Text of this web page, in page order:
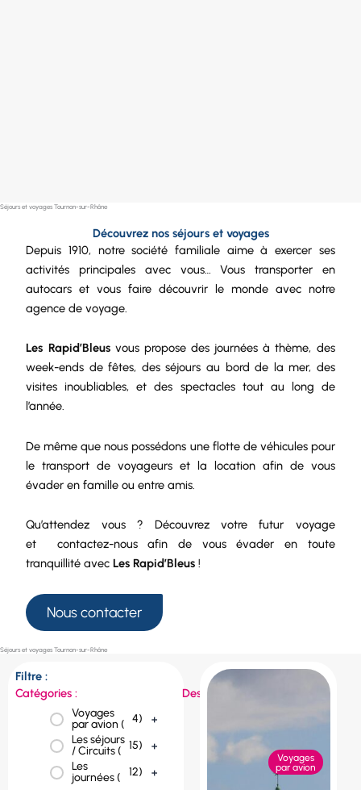
Séjours et voyages Tournon-sur-Rhône
Découvrez nos séjours et voyages
Depuis 1910, notresociété familiale aime à exercer ses
activités principales avec vous… Vous transporter en
autocars et vous faire découvrir le monde avec notre
agence de voyage.
Les Rapid’Bleusvous propose des journées à thème, des
week-ends de fêtes, des séjours au bord de la mer, des
visites inoubliables, et des spectacles tout au long de
l’année.
De même que nous possédons une flotte de véhiculespour
letransport de voyageurs et la locationafin de vous
évader en famille ou entre amis.
Qu’attendez vous ? Découvrez votre futur voyage
et contactez-nousafin de vous évader en toute
tranquillité avecLes Rapid’Bleus !
Nous contacter
Séjours et voyages Tournon-sur-Rhône
Filtre :
Catégories :
Voyages
par avion ( 4)
+
Les séjours
/ Circuits ( 15)
+
Les
journées (
12) +
Destinations :
Portugal (
Pologne (1)
+
Voyages
par avion